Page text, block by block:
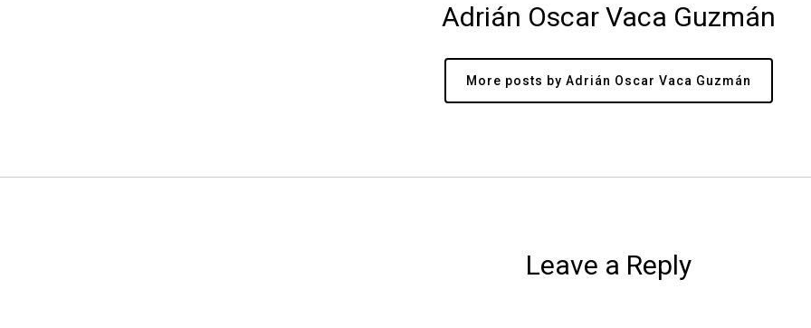
Adrián Oscar Vaca Guzmán
More posts by Adrián Oscar Vaca Guzmán
Leave a Reply